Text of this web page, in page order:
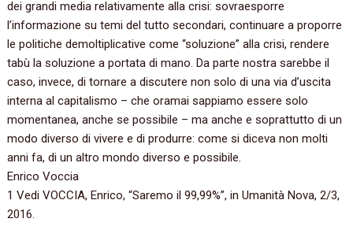
dei grandi media relativamente alla crisi: sovraesporre
l’informazione su temi del tutto secondari, continuare a proporre
le politiche demoltiplicative come “soluzione” alla crisi, rendere
tabù la soluzione a portata di mano. Da parte nostra sarebbe il
caso, invece, di tornare a discutere non solo di una via d’uscita
interna al capitalismo – che oramai sappiamo essere solo
momentanea, anche se possibile – ma anche e soprattutto di un
modo diverso di vivere e di produrre: come si diceva non molti
anni fa, di un altro mondo diverso e possibile.
Enrico Voccia
1 Vedi VOCCIA, Enrico, “Saremo il 99,99%”, in Umanità Nova, 2/3,
2016.